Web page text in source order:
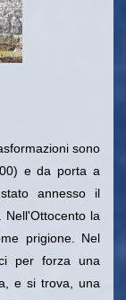
sono
e da porta a
annesso il
Nell'Ottocento la
prigione. Nel
per forza una
e si trova, una